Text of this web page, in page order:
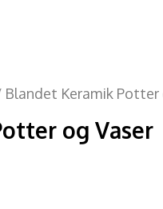
Blandet Keramik Potter
og Vaser